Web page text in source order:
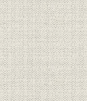
第2節 経営
第3節 浚渫
第4節 ビル
第5節 宅地